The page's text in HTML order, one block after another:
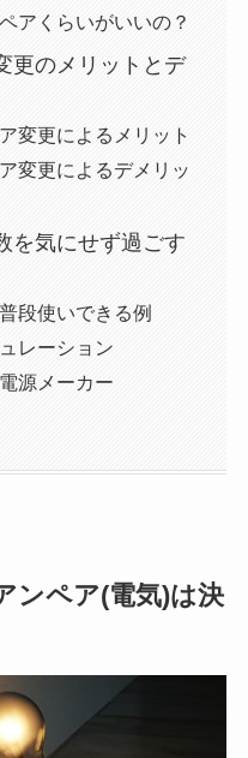
アくらいがいいの？
更のメリットとデ
変更によるメリット
変更によるデメリッ
を気にせず過ごす
段使いできる例
レーション
源メーカー
ンペア(電気)は決